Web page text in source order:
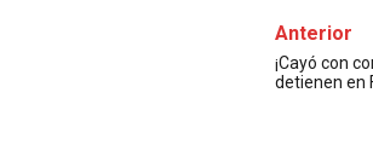
Anterior
¡Cayó con
detienen en